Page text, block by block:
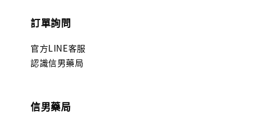
訂單詢問
官方LINE客服
認識信男藥局
信男藥局